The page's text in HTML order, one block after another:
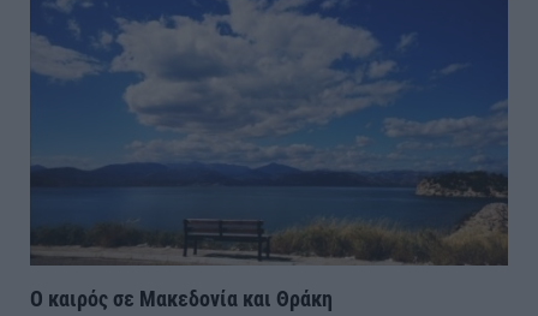
Ο καιρός σε Μακεδονία και Θράκη